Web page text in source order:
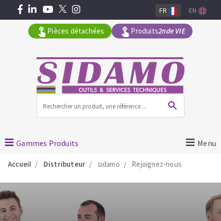
Coupe carreaux manuels
OUTILS DIAMANTÉS
Pièces détachées Produits2nde VIE
FR EN
Gammes Produits Menu
Accueil Distributeur sidamo Rejoignez-nous